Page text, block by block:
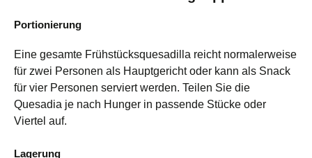
Portionierung
Eine gesamte Frühstücksquesadilla reicht normalerweise
für zwei Personen als Hauptgericht oder kann als Snack
für vier Personen serviert werden. Teilen Sie die
Quesadia je nach Hunger in passende Stücke oder
Viertel auf.
Lagerung